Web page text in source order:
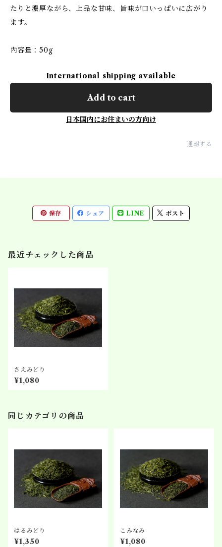
たりと濃厚ながら、上品な甘味、旨味が口いっぱいに広がり
ます。
内容量：50g
International shipping available
Add to cart
日本国内にお住まいの方向け
通報する
保存 シェア LINE ポスト
最近チェックした商品
さえみどり
¥1,080
同じカテゴリの商品
はるみどり
¥1,350
こみなみ
¥1,080